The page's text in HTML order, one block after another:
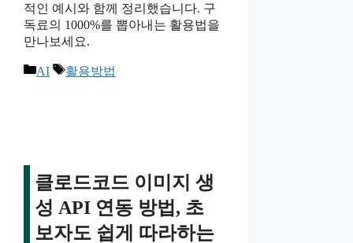
적인 예시와 함께 정리했습니다. 구
독료의 1000%를 뽑아내는 활용법을
만나보세요.
카
AI
태
활용방법
클로드코드 이미지 생
성 API 연동 방법, 초
보자도 쉽게 따라하는